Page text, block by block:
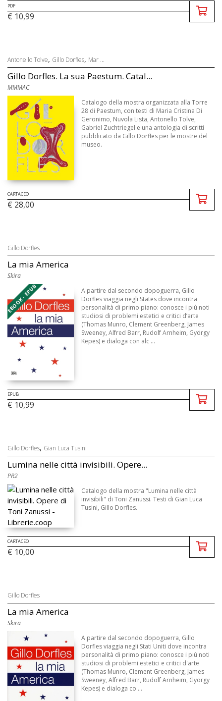
PDF
€ 10,99
Antonello Tolve, Gillo Dorfles, Mar ...
Gillo Dorfles. La sua Paestum. Catal...
MMMAC
Catalogo della mostra organizzata alla Torre
28 di Paestum, con testi di Maria Cristina Di
Geronimo, Nuvola Lista, Antonello Tolve,
Gabriel Zuchtriegel e una antologia di scritti
pubblicato da Gillo Dorfles per le mostre del
museo.
CARTACEO
€ 28,00
Gillo Dorfles
La mia America
Skira
EBOOK - EPUB
A partire dal secondo dopoguerra, Gillo
Dorfles viaggia negli States dove incontra
personalità di primo piano: conosce i più noti
studiosi di problemi estetici e critici d’arte
(Thomas Munro, Clement Greenberg, James
Sweeney, Alfred Barr, Rudolf Arnheim, György
Kepes) e dialoga con alc ...
EPUB
€ 10,99
Gillo Dorfles, Gian Luca Tusini
Lumina nelle città invisibili. Opere...
PR2
Catalogo della mostra "Lumina nelle città
invisibili" di Toni Zanussi. Testi di Gian Luca
Tusini, Gillo Dorfles.
CARTACEO
€ 10,00
Gillo Dorfles
La mia America
Skira
A partire dal secondo dopoguerra, Gillo
Dorfles viaggia negli Stati Uniti dove incontra
personalità di primo piano: conosce i più noti
studiosi di problemi estetici e critici d'arte
(Thomas Munro, Clement Greenberg, James
Sweeney, Alfred Barr, Rudolf Arnheim, György
Kepes) e dialoga co ...